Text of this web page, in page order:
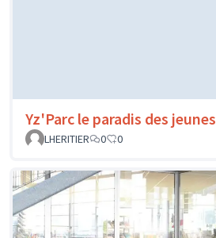
Yz'Parc le paradis des jeunes
LHERITIER
0 0